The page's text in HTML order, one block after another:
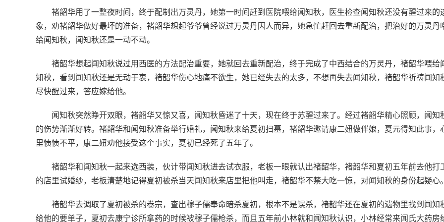
褚韶华用了一整夜时间，终于配制出万灵丹，她第一时间赶到医院喂给闻知秋，医生检查闻知秋还没有醒过来的
象，劝褚韶华做好最坏的准备，褚韶华想起爷爷曾经说过万灵丹因人而异，她急忙赶回去重新配治，把治好的万灵丹
给闻知秋，闻知秋还是一动不动。
褚韶华想起闻知秋说过用西医的方法配治重要，她就回去重新配治，终于完成了中西结合的万灵丹，褚韶华喂给
知秋，看到闻知秋还是无动于衷，褚韶华伤心地痛不欲生，她已经失去的太多，不想再失去闻知秋，褚韶华祈祷闻知
尽快醒过来，答应嫁给他。
闻知秋突然睁开双眼，褚韶华又惊又喜，闻知秋昏迷了十天，现在终于苏醒过来了。经过褚韶华精心照顾，闻知
的伤势渐渐好转。褚韶华和闻知秋准备举行婚礼，闻知秋来给夏初扫墓，褚韶华邀请康二妞做伴娘，夏元得知此事，
里愤愤不平，康二妞劝他接受这个事实，夏初已经死了五年了。
褚韶华和闻知秋一起来选西装，伙计带闻知秋进去试衣服，老板一眼就认出褚韶华，褚韶华和夏初五年前去他打
的店里试婚纱，老板清楚地记得夏初被杀当天闻知秋来店里把他叫走，褚韶华不禁大吃一惊，对闻知秋的身份起疑心。
褚韶华去调取了夏初被杀的卷宗，查出穆子儒奉命暗杀夏初，根本不是误杀，褚韶华还在夏初的遗物里找到闻知
给他的要单子，夏初去康宁诊所拿药的时候被穆子儒枪杀，而且五年前小林就和闻知秋认识，小林经常来闻氏大药房